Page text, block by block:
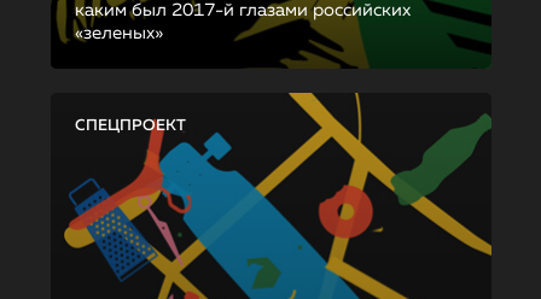
каким был 2017-й глазами российских
«зеленых»
СПЕЦПРОЕКТ